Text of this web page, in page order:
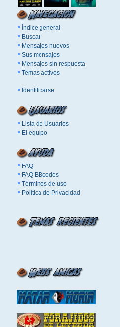
Índice general
Buscar
Mensajes nuevos
Sus mensajes
Mensajes sin respuesta
Temas activos
Identificarse
Lista de Usuarios
El equipo
FAQ
FAQ BBcodes
Términos de uso
Política de Privacidad